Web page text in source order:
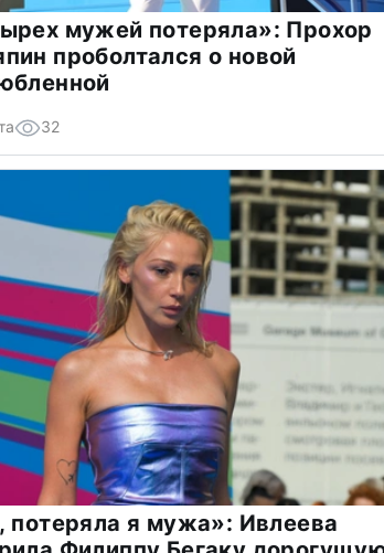
мужей потеряла»: Прохор
проболтался о новой
32
потеряла я мужа»: Ивлеева